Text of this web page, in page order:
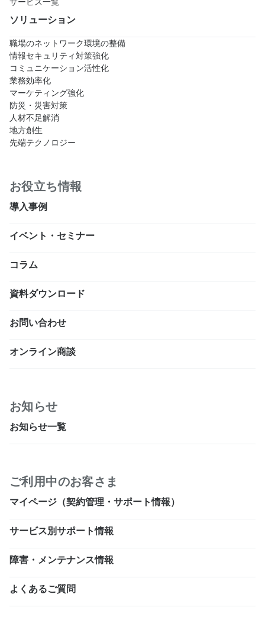
ソリューション
職場のネットワーク環境の整備
情報セキュリティ対策強化
コミュニケーション活性化
業務効率化
マーケティング強化
防災・災害対策
人材不足解消
地方創生
先端テクノロジー
お役立ち情報
導入事例
イベント・セミナー
コラム
資料ダウンロード
お問い合わせ
オンライン商談
お知らせ
お知らせ一覧
ご利用中のお客さま
マイページ（契約管理・サポート情報）
サービス別サポート情報
障害・メンテナンス情報
よくあるご質問